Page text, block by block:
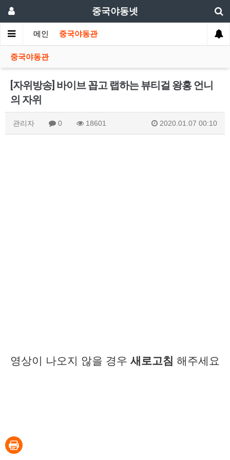
중국야동넷
메인 중국야동관
중국야동관
[자위방송] 바이브 꼽고 랩하는 뷰티걸 왕홍 언니
의 자위
관리자 0 18601 2020.01.07 00:10
영상이 나오지 않을 경우 새로고침 해주세요